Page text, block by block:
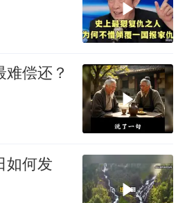
偿还？
如何发